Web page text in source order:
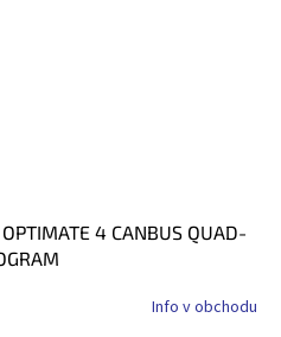
4 CANBUS QUAD-
Info v obchodu